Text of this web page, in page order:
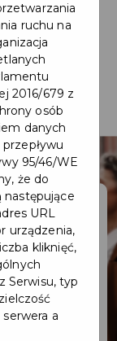
wśród
Ci w tym!
się
ruchu na
2016/679 z
osób
danych
95/46/WE
że do
następujące
URL
urządzenia,
kliknięć,
Serwisu, typ
a